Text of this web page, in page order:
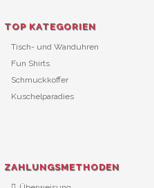
TOP KATEGORIEN
Tisch- und Wanduhren
Fun Shirts
Schmuckkoffer
Kuschelparadies
ZAHLUNGSMETHODEN